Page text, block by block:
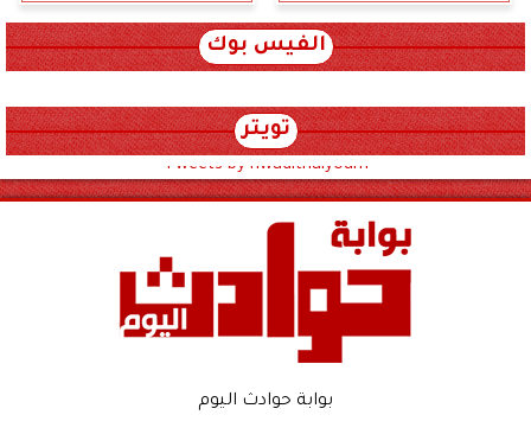
الفيس بوك
تويتر
Tweets by hwadithalyoum
بوابة حوادث اليوم